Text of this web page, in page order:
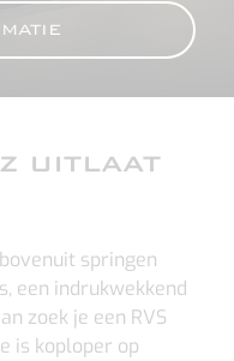
UITLAAT
springen
een indrukwekkend
zoek je een RVS
is koploper op